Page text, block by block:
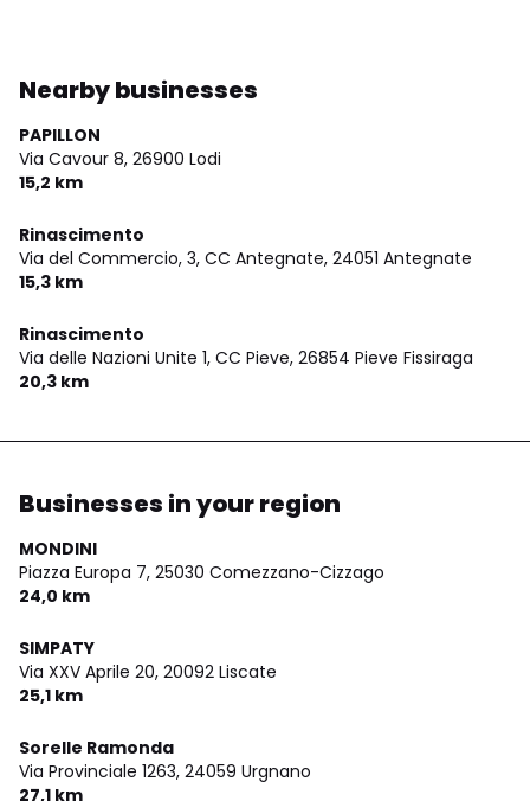
Nearby businesses
PAPILLON
Via Cavour 8, 26900 Lodi
15,2 km
Rinascimento
Via del Commercio, 3, CC Antegnate, 24051 Antegnate
15,3 km
Rinascimento
Via delle Nazioni Unite 1, CC Pieve, 26854 Pieve Fissiraga
20,3 km
Businesses in your region
MONDINI
Piazza Europa 7, 25030 Comezzano-Cizzago
24,0 km
SIMPATY
Via XXV Aprile 20, 20092 Liscate
25,1 km
Sorelle Ramonda
Via Provinciale 1263, 24059 Urgnano
27,1 km